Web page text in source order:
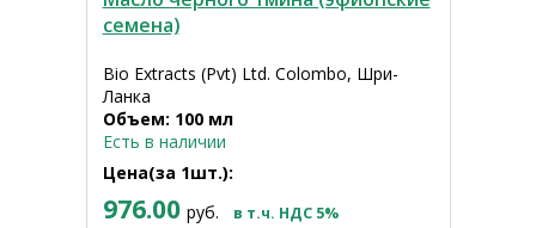
семена)
Bio Extracts (Pvt) Ltd. Colombo, Шри-
Ланка
Объем: 100 мл
Есть в наличии
Цена(за 1шт.):
976.00 руб. в т.ч. НДС 5%